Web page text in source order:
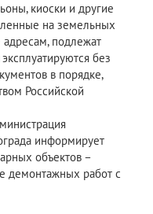
киоски и другие
на земельных
подлежат
без
в порядке,
Российской
информирует
объектов –
демонтажных работ с